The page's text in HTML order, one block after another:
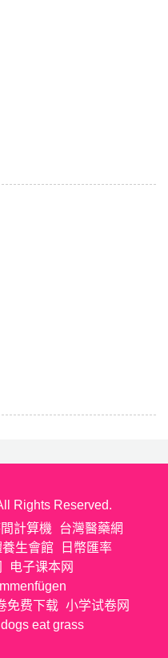
Rights Reserved.
計算機
台灣醫藥網
生會館
日幣匯率
电子课本网
免费下载 小学试卷网
eat grass